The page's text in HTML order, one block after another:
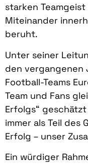
starken
Miteinander
beruht.
Unter seiner
den vergangenen
Football-Teams
Team und Fans
Erfolgs“
immer als Teil des
Erfolg – unser
Ein würdiger